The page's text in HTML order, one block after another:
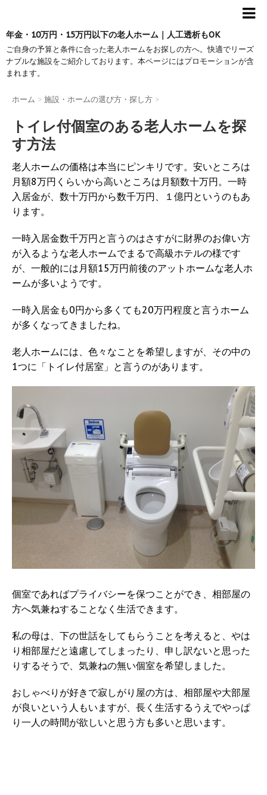
年金・10万円・15万円以下の老人ホーム｜人工透析もOK
ご自身の予算と条件に合った老人ホームをお探しの方へ。快適でリーズ
ナブルな施設をご紹介しております。本ページにはプロモーションが含
まれます。
ホーム > 施設・ホームの選び方・探し方 >
トイレ付個室のある老人ホームを探
す方法
老人ホームの価格は本当にピンキリです。安いところは
月額8万円くらいから高いところは月額数十万円。一時
入居金が、数十万円から数千万円、１億円というのもあ
ります。
一時入居金数千万円と言うのはさすがに財界のお偉い方
が入るような老人ホームでまるで高級ホテルの様です
が、一般的には月額15万円前後のアットホームな老人ホ
ームが多いようです。
一時入居金も0円から多くても20万円程度と言うホーム
が多くなってきましたね。
老人ホームには、色々なことを希望しますが、その中の
1つに「トイレ付居室」と言うのがあります。
個室であればプライバシーを保つことができ、相部屋の
方へ気兼ねすることなく生活できます。
私の母は、下の世話をしてもらうことを考えると、やは
り相部屋だと遠慮してしまったり、申し訳ないと思った
りするそうで、気兼ねの無い個室を希望しました。
おしゃべりが好きで寂しがり屋の方は、相部屋や大部屋
が良いという人もいますが、長く生活するうえでやっぱ
り一人の時間が欲しいと思う方も多いと思います。